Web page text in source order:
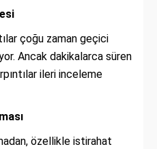
çoğu zaman geçici
Ancak dakikalarca süren
ileri inceleme
özellikle istirahat